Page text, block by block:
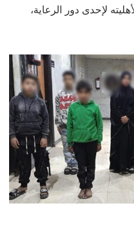
لإحدى دور الرعاية،